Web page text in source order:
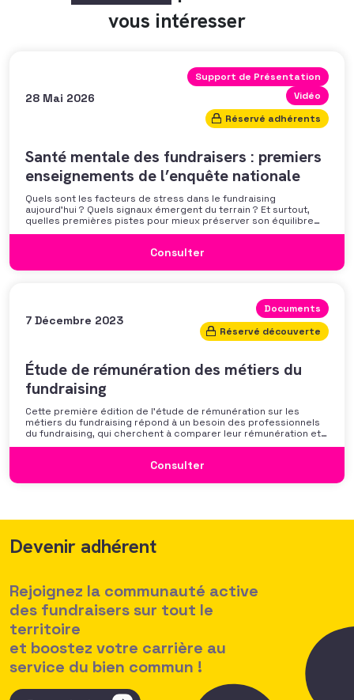
vous intéresser
28 Mai 2026
Support de Présentation
Vidéo
Réservé adhérents
Santé mentale des fundraisers : premiers
enseignements de l’enquête nationale
Quels sont les facteurs de stress dans le fundraising
aujourd’hui ? Quels signaux émergent du terrain ? Et surtout,
quelles premières pistes pour mieux préserver son équilibre
professionnel ? L’AFF vous propose un webinaire pour découvrir
discussion autour des mécanismes
Consulter
7 Décembre 2023
Documents
Réservé découverte
Étude de rémunération des métiers du
fundraising
Cette première édition de l’étude de rémunération sur les
métiers du fundraising répond à un besoin des professionnels
du fundraising, qui cherchent à comparer leur rémunération et à
se positionner. Elle répond également à une préoccupation
des politiques salariales comme un enjeu majeur,
Consulter
Devenir adhérent
Rejoignez la communauté active
des fundraisers sur tout le
territoire
et boostez votre carrière au
service du bien commun !